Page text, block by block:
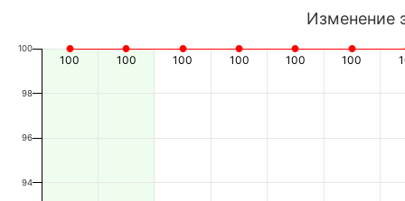
Изменение
100 100 100 100 100 100
94
96
98
100